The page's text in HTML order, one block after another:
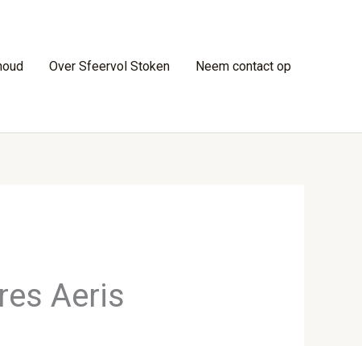
Over Sfeervol Stoken Neem contact op
Aeris